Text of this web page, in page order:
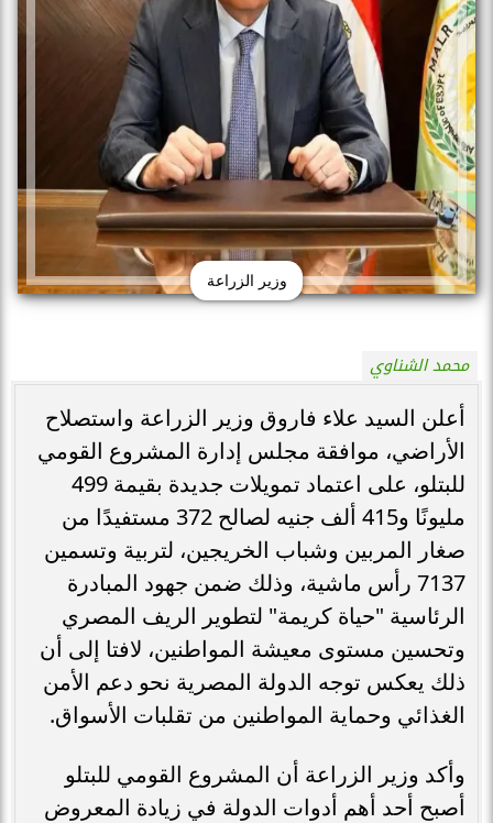
وزير الزراعة
محمد الشناوي
أعلن السيد علاء فاروق وزير الزراعة واستصلاح
الأراضي، موافقة مجلس إدارة المشروع القومي
للبتلو، على اعتماد تمويلات جديدة بقيمة 499
مليونًا و415 ألف جنيه لصالح 372 مستفيدًا من
صغار المربين وشباب الخريجين، لتربية وتسمين
7137 رأس ماشية، وذلك ضمن جهود المبادرة
الرئاسية "حياة كريمة" لتطوير الريف المصري
وتحسين مستوى معيشة المواطنين، لافتا إلى أن
ذلك يعكس توجه الدولة المصرية نحو دعم الأمن
الغذائي وحماية المواطنين من تقلبات الأسواق.
وأكد وزير الزراعة أن المشروع القومي للبتلو
أصبح أحد أهم أدوات الدولة في زيادة المعروض